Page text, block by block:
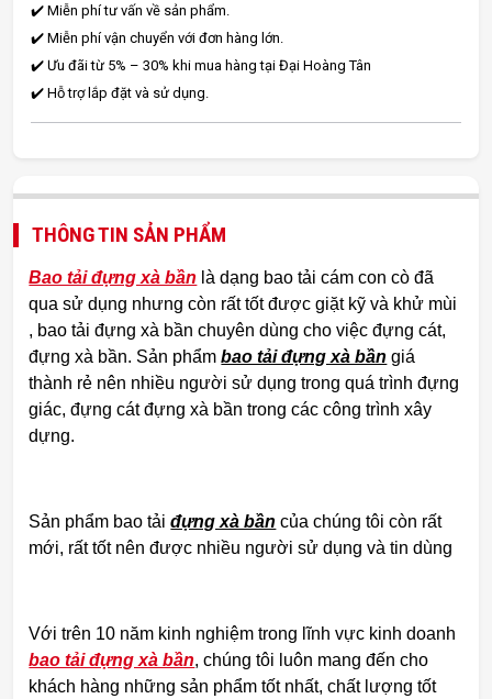
✔️ Miễn phí tư vấn về sản phẩm.
✔️ Miễn phí vận chuyển với đơn hàng lớn.
✔️ Ưu đãi từ 5% – 30% khi mua hàng tại Đại Hoàng Tân
✔️ Hỗ trợ lắp đặt và sử dụng.
THÔNG TIN SẢN PHẨM
Bao tải đựng xà bần là dạng bao tải cám con cò đã
qua sử dụng nhưng còn rất tốt được giặt kỹ và khử mùi
, bao tải đựng xà bần chuyên dùng cho việc đựng cát,
đựng xà bần. Sản phẩmbao tải đựng xà bần giá
thành rẻ nên nhiều người sử dụng trong quá trình đựng
giác, đựng cát đựng xà bần trong các công trình xây
dựng.
Sản phẩm bao tảiđựng xà bần của chúng tôi còn rất
mới, rất tốt nên được nhiều người sử dụng và tin dùng
Với trên 10 năm kinh nghiệm trong lĩnh vực kinh doanh
bao tải đựng xà bần, chúng tôi luôn mang đến cho
khách hàng những sản phẩm tốt nhất, chất lượng tốt